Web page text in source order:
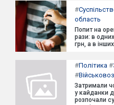
#
область
Попит на
рази: в
грн, а в
#Політика #
#
Затримали
у кайданки
розпочали